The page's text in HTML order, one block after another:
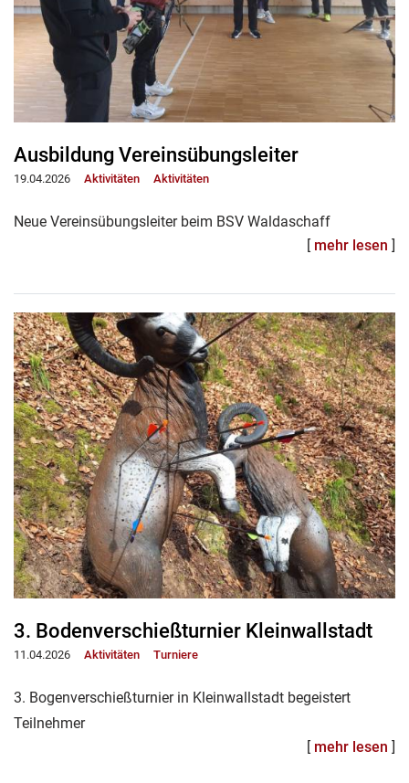
Ausbildung Vereinsübungsleiter
19.04.2026 Aktivitäten Aktivitäten
Neue Vereinsübungsleiter beim BSV Waldaschaff
[ mehr lesen ]
3. Bodenverschießturnier Kleinwallstadt
11.04.2026 Aktivitäten Turniere
3. Bogenverschießturnier in Kleinwallstadt begeistert
Teilnehmer
[ mehr lesen ]